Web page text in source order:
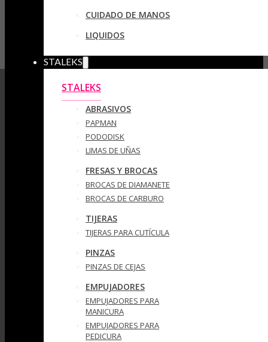
CUIDADO DE MANOS
LIQUIDOS
STALEKS
STALEKS
ABRASIVOS
PAPMAN
PODODISK
LIMAS DE UÑAS
FRESAS Y BROCAS
BROCAS DE DIAMANETE
BROCAS DE CARBURO
TIJERAS
TIJERAS PARA CUTÍCULA
PINZAS
PINZAS DE CEJAS
EMPUJADORES
EMPUJADORES PARA
MANICURA
EMPUJADORES PARA
PEDICURA